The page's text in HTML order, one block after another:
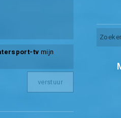
tv mijn